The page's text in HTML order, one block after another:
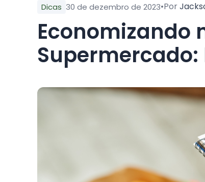
Dicas 30 de dezembro de 2023•Por
Economizando